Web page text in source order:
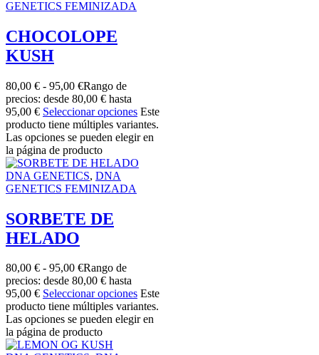
GENETICS FEMINIZADA
CHOCOLOPE
KUSH
80,00 € - 95,00 €Rango de
precios: desde 80,00 € hasta
95,00 € Seleccionar opciones Este
producto tiene múltiples variantes.
Las opciones se pueden elegir en
la página de producto
DNA GENETICS, DNA
GENETICS FEMINIZADA
SORBETE DE
HELADO
80,00 € - 95,00 €Rango de
precios: desde 80,00 € hasta
95,00 € Seleccionar opciones Este
producto tiene múltiples variantes.
Las opciones se pueden elegir en
la página de producto